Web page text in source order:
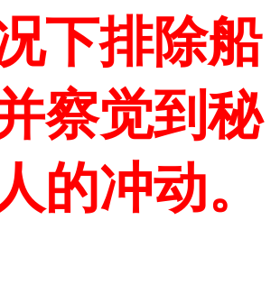
下排除船
察觉到秘
的冲动。